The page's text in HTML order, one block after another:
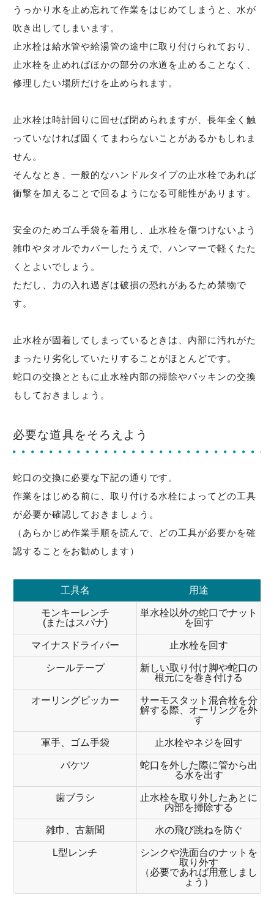
うっかり水を止め忘れて作業をはじめてしまうと、水が
吹き出してしまいます。
止水栓は給水管や給湯管の途中に取り付けられており、
止水栓を止めればほかの部分の水道を止めることなく、
修理したい場所だけを止められます。
止水栓は時計回りに回せば閉められますが、長年全く触
っていなければ固くてまわらないことがあるかもしれま
せん。
そんなとき、一般的なハンドルタイプの止水栓であれば
衝撃を加えることで回るようになる可能性があります。
安全のためゴム手袋を着用し、止水栓を傷つけないよう
雑巾やタオルでカバーしたうえで、ハンマーで軽くたた
くとよいでしょう。
ただし、力の入れ過ぎは破損の恐れがあるため禁物で
す。
止水栓が固着してしまっているときは、内部に汚れがた
まったり劣化していたりすることがほとんどです。
蛇口の交換とともに止水栓内部の掃除やパッキンの交換
もしておきましょう。
必要な道具をそろえよう
蛇口の交換に必要な下記の通りです。
作業をはじめる前に、取り付ける水栓によってどの工具
が必要か確認しておきましょう。
（あらかじめ作業手順を読んで、どの工具が必要かを確
認することをお勧めします）
工具名 用途
モンキーレンチ
(またはスパナ)
単水栓以外の蛇口でナット
を回す
マイナスドライバー 止水栓を回す
シールテープ
新しい取り付け脚や蛇口の
根元にを巻き付ける
オーリングピッカー
サーモスタット混合栓を分
解する際、オーリングを外
す
軍手、ゴム手袋 止水栓やネジを回す
バケツ
蛇口を外した際に管から出
る水を出す
歯ブラシ
止水栓を取り外したあとに
内部を掃除する
雑巾、古新聞 水の飛び跳ねを防ぐ
L型レンチ
シンクや洗面台のナットを
取り外す
（必要であれば用意しまし
ょう）